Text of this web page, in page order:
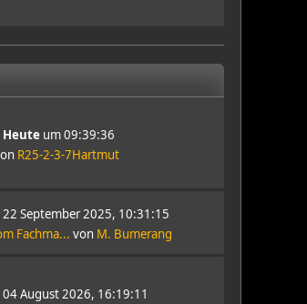
Heute um 09:39:36
R25-2-3-7Hartmut
22 September 2025, 10:31:15
Fachma... von M. Bumerang
04 August 2026, 16:19:11